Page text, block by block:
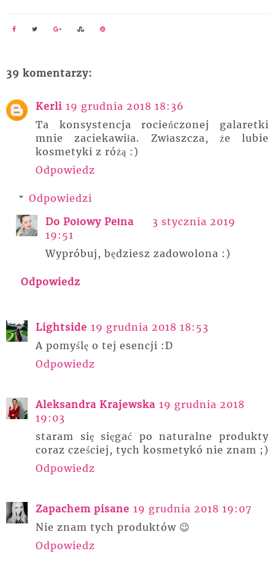
39 komentarzy:
Kerli 19 grudnia 2018 18:36
Ta konsystencja rocieńczonej galaretki
mnie zaciekawiła. Zwłaszcza, że lubie
kosmetyki z różą :)
Odpowiedz
Odpowiedzi
Do Połowy Pełna
3 stycznia 2019
19:51
Wypróbuj, będziesz zadowolona :)
Odpowiedz
Lightside 19 grudnia 2018 18:53
A pomyślę o tej esencji :D
Odpowiedz
Aleksandra Krajewska 19 grudnia 2018
19:03
staram się sięgać po naturalne produkty
coraz cześciej, tych kosmetykó nie znam ;)
Odpowiedz
Zapachem pisane 19 grudnia 2018 19:07
Nie znam tych produktów 😉
Odpowiedz